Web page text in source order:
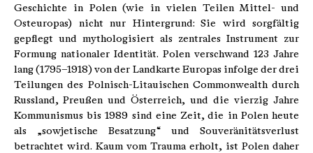
Geschichte in Polen (wie in vielen Teilen Mittel- und
Osteuropas) nicht nur Hintergrund: Sie wird sorgfältig
gepflegt und mythologisiert als zentrales Instrument zur
Formung nationaler Identität. Polen verschwand 123 Jahre
lang (1795–1918) von der Landkarte Europas infolge der drei
Teilungen des Polnisch-Litauischen Commonwealth durch
Russland, Preußen und Österreich, und die vierzig Jahre
Kommunismus bis 1989 sind eine Zeit, die in Polen heute
als „sowjetische Besatzung“ und Souveränitätsverlust
betrachtet wird. Kaum vom Trauma erholt, ist Polen daher